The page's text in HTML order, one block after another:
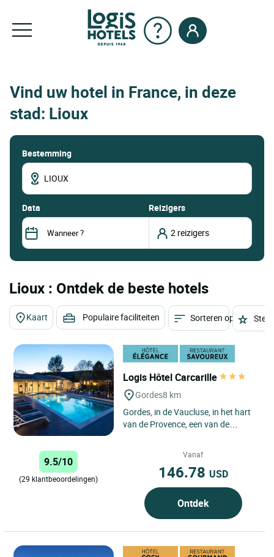
Vind uw hotel in France, in deze
stad: Lioux
Bestemming
data Reizigers
Lioux : Ontdek de beste hotels
Kaart Populaire faciliteiten Sorteren op
Logis Hôtel Carcarille
Gordes8 km
Gordes, in de Vaucluse, in het hart
van de Provence, een van de
9.5/10
(29 klantbeoordelingen)
Vanaf
146.78 USD
Ontdek